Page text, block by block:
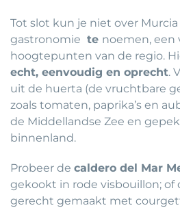
Tot slot kun je niet over
gastronomie te noemen, een
hoogtepunten van de regio.
echt, eenvoudig en oprecht.
uit de huerta (de vruchtbare
zoals tomaten, paprika’s en
de Middellandse Zee en
binnenland.
Probeer de caldero del Mar
gekookt in rode visbouillon; of
gerecht gemaakt met